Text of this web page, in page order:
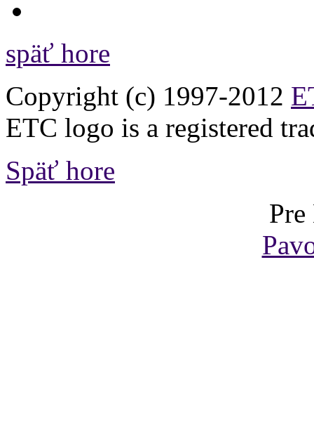
späť hore
Copyright (c) 1997-2012
ETC logo is a registered
Späť hore